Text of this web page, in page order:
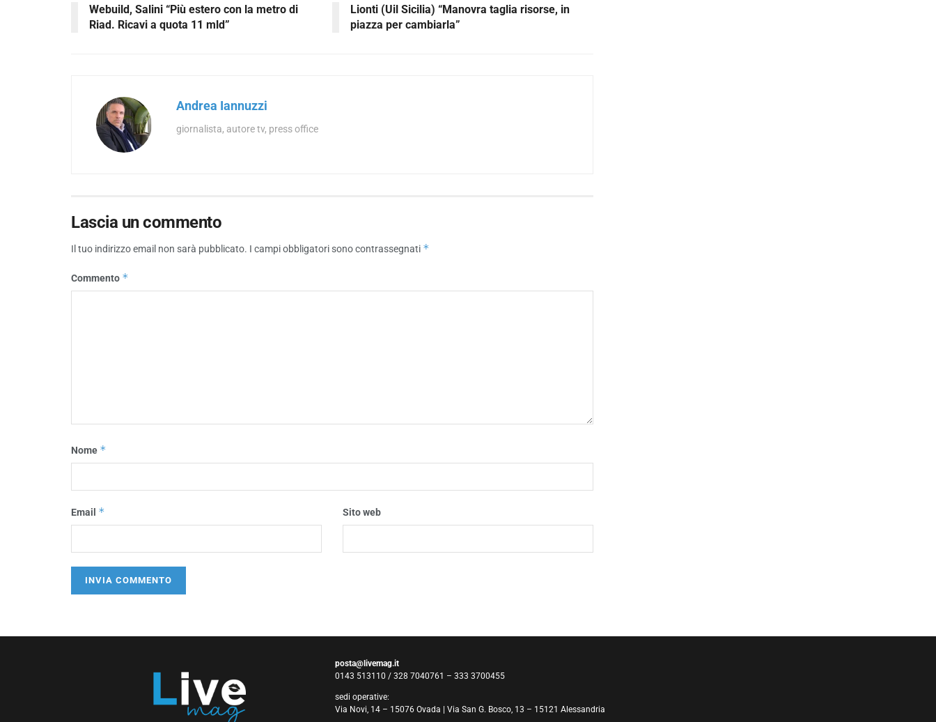
Webuild, Salini “Più estero con la metro di
Riad. Ricavi a quota 11 mld”
Lionti (Uil Sicilia) “Manovra taglia risorse, in
piazza per cambiarla”
Andrea Iannuzzi
giornalista, autore tv, press office
Lascia un commento
Il tuo indirizzo email non sarà pubblicato. I campi obbligatori sono contrassegnati *
Commento *
Nome *
Email * Sito web
posta@livemag.it
0143 513110 / 328 7040761 – 333 3700455
sedi operative:
Via Novi, 14 – 15076 Ovada | Via San G. Bosco, 13 – 15121 Alessandria